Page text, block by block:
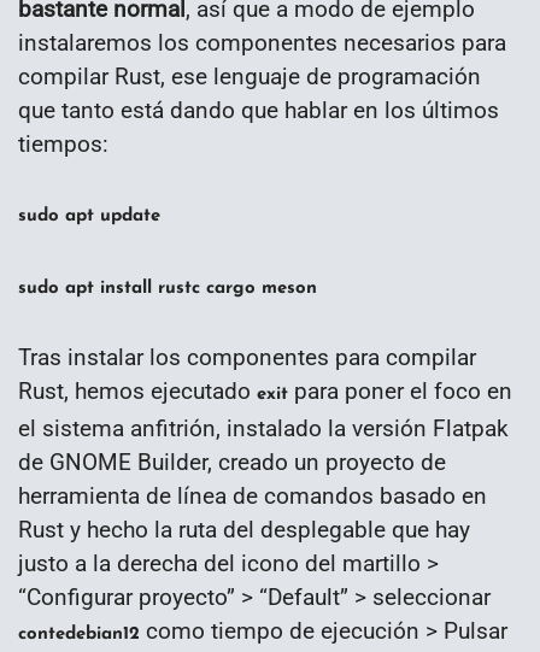
bastante normal , así que a modo de ejemplo
instalaremos los componentes necesarios para
compilar Rust, ese lenguaje de programación
que tanto está dando que hablar en los últimos
tiempos:
sudo apt update
sudo apt install rustc cargo meson
Tras instalar los componentes para compilar
Rust, hemos ejecutado exit para poner el foco en
el sistema anfitrión, instalado la versión Flatpak
de GNOME Builder, creado un proyecto de
herramienta de línea de comandos basado en
Rust y hecho la ruta del desplegable que hay
justo a la derecha del icono del martillo >
“Configurar proyecto” > “Default” > seleccionar
contedebian12 como tiempo de ejecución > Pulsar